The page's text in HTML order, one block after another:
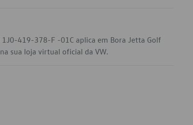
419-378-F -01C aplica em Bora Jetta Golf
sua loja virtual oficial da VW.